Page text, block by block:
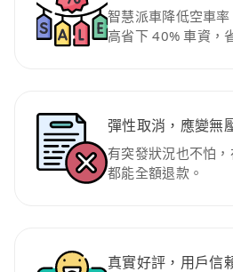
智慧派車降低空車
高省下 40% 車資，
彈性取消，應變無
有突發狀況也不怕
都能全額退款。
真實好評，用戶信